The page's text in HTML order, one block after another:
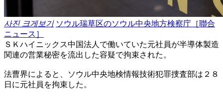
사진 크게보기 ソウル瑞草区のソウル中央地方検察庁［聯合
ニュース］
ＳＫハイニックス中国法人で働いていた元社員が半導体製造
関連の営業秘密を流出した容疑で拘束された。
法曹界によると、ソウル中央地検情報技術犯罪捜査部は２８
日に元社員を拘束した。